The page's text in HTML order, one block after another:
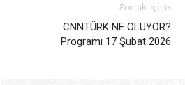
Sonraki İçerik
CNNTÜRK NE OLUYOR?
Programı 17 Şubat 2026